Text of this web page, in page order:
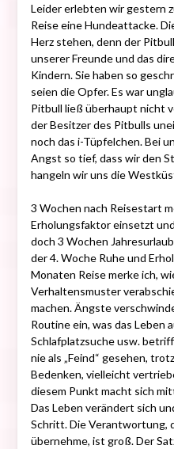
Leider erlebten wir gestern
Reise eine Hundeattacke.
Herz stehen, denn der
unserer Freunde und das
Kindern. Sie haben so
seien die Opfer. Es war
Pitbull ließ überhaupt nicht
der Besitzer des Pitbulls
noch das i-Tüpfelchen. Bei
Angst so tief, dass wir den
hangeln wir uns die
3 Wochen nach Reisestart
Erholungsfaktor einsetzt
doch 3 Wochen
der 4. Woche Ruhe und
Monaten Reise merke ich,
Verhaltensmuster
machen. Ängste
Routine ein, was das Leben
Schlafplatzsuche usw.
nie als „Feind“ gesehen,
Bedenken, vielleicht
diesem Punkt macht sich
Das Leben verändert sich
Schritt. Die Verantwortung,
übernehme, ist groß. Der